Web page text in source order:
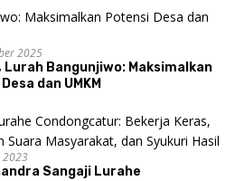
2025
Lurah Bangunjiwo: Maksimalkan
dan UMKM
2023
Sangaji Lurahe